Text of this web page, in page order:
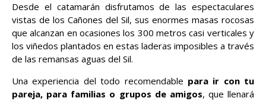
Desde el catamarán disfrutamos de las espectaculares
vistas de los Cañones del Sil, sus enormes masas rocosas
que alcanzan en ocasiones los 300 metros casi verticales y
los viñedos plantados en estas laderas imposibles a través
de las remansas aguas del Sil.
Una experiencia del todo recomendable para ir con tu
pareja, para familias o grupos de amigos, que llenará